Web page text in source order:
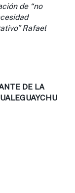
de “no
Rafael
DE LA